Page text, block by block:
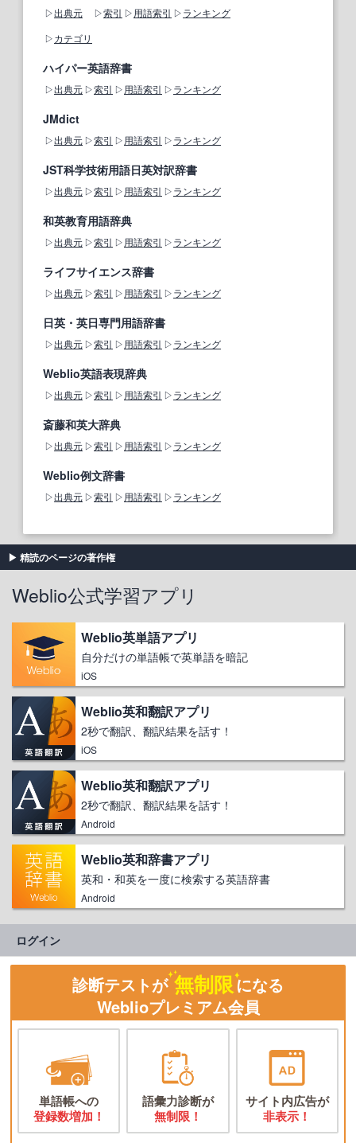
出典元 索引 用語索引
ランキング
カテゴリ
ハイパー英語辞書
出典元 索引 用語索引 ランキング
JMdict
出典元 索引 用語索引 ランキング
JST科学技術用語日英対訳辞書
出典元 索引 用語索引 ランキング
和英教育用語辞典
出典元 索引 用語索引 ランキング
ライフサイエンス辞書
出典元 索引 用語索引 ランキング
日英・英日専門用語辞書
出典元 索引 用語索引 ランキング
Weblio英語表現辞典
出典元 索引 用語索引 ランキング
斎藤和英大辞典
出典元 索引 用語索引 ランキング
Weblio例文辞書
出典元 索引 用語索引 ランキング
精読のページの著作権
Weblio公式学習アプリ
Weblio英単語アプリ
自分だけの単語帳で英単語を暗記
iOS
Weblio英和翻訳アプリ
2秒で翻訳、翻訳結果を話す！
iOS
Weblio英和翻訳アプリ
2秒で翻訳、翻訳結果を話す！
Android
Weblio英和辞書アプリ
英和・和英を一度に検索する英語辞書
Android
ログイン
診断テストが 無制限になる
Weblioプレミアム会員
単語帳への
登録数増加！
語彙力診断が
無制限！
サイト内広告が
非表示！